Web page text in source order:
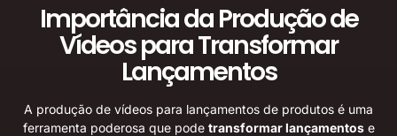
Importância da Produção de
Vídeos para Transformar
Lançamentos
A produção de vídeos para lançamentos de produtos é uma
ferramenta poderosa que pode transformar lançamentose